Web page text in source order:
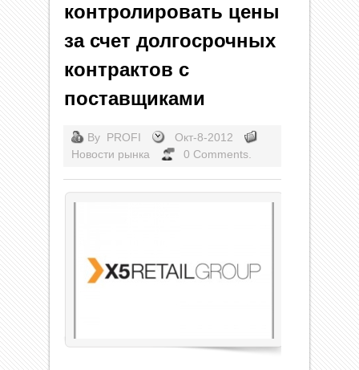
контролировать цены
за счет долгосрочных
контрактов с
поставщиками
By PROFI
Окт-8-2012
Новости рынка
0 Comments.